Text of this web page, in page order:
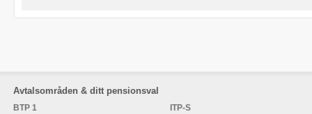
Avtalsområden & ditt pensionsval
BTP 1 ITP-S